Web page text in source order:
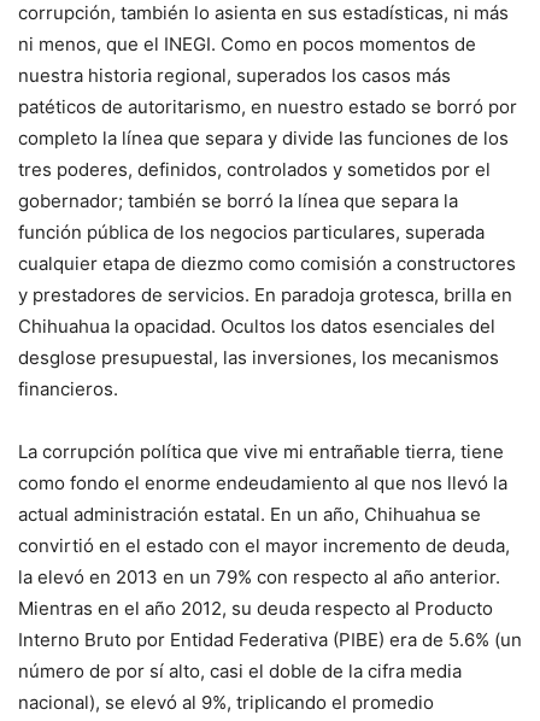
corrupción, también lo asienta en sus estadísticas, ni más
ni menos, que el INEGI. Como en pocos momentos de
nuestra historia regional, superados los casos más
patéticos de autoritarismo, en nuestro estado se borró por
completo la línea que separa y divide las funciones de los
tres poderes, definidos, controlados y sometidos por el
gobernador; también se borró la línea que separa la
función pública de los negocios particulares, superada
cualquier etapa de diezmo como comisión a constructores
y prestadores de servicios. En paradoja grotesca, brilla en
Chihuahua la opacidad. Ocultos los datos esenciales del
desglose presupuestal, las inversiones, los mecanismos
financieros.
La corrupción política que vive mi entrañable tierra, tiene
como fondo el enorme endeudamiento al que nos llevó la
actual administración estatal. En un año, Chihuahua se
convirtió en el estado con el mayor incremento de deuda,
la elevó en 2013 en un 79% con respecto al año anterior.
Mientras en el año 2012, su deuda respecto al Producto
Interno Bruto por Entidad Federativa (PIBE) era de 5.6% (un
número de por sí alto, casi el doble de la cifra media
nacional), se elevó al 9%, triplicando el promedio